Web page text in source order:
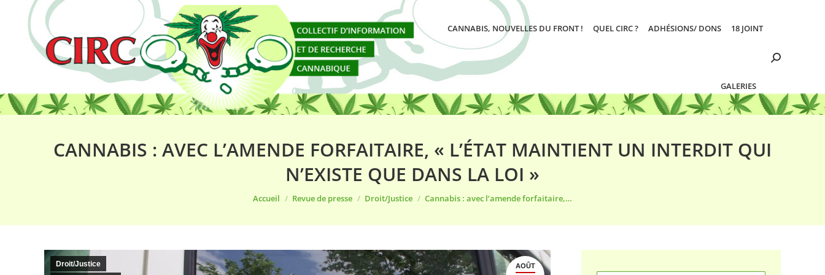
CANNABIS, NOUVELLES DU FRONT ! QUEL CIRC ? ADHÉSIONS/ DONS 18 JOINT
GALERIES
Search:
CANNABIS : AVEC L’AMENDE FORFAITAIRE, « L’ÉTAT MAINTIENT UN INTERDIT QUI
N’EXISTE QUE DANS LA LOI »
Accueil Revue de presse Droit/Justice Cannabis : avec l’amende forfaitaire,…
AOÛT
Droit/Justice